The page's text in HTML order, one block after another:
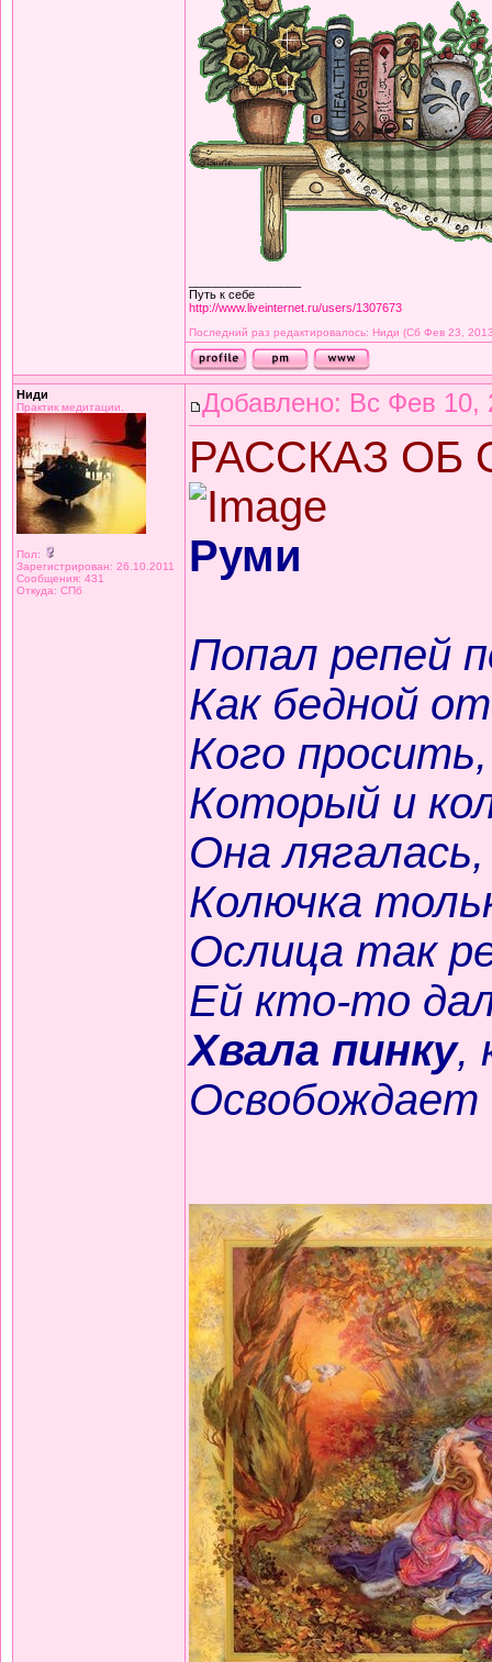
Путь к себе
http://www.liveinternet.ru/users/1307673
Последний раз редактировалось: Ниди (Сб Фев 23,
Ниди
Практик медитации.
Пол:
Зарегистрирован: 26.10.2011
Сообщения: 431
Откуда: СПб
Добавлено: Вс Фев 10,
РАССКАЗ ОБ
Руми
Попал репей
Как бедной
Кого
Который и
Она
Колючка
Ослица так
Ей кто-то
Хвала пинку,
Освобождает